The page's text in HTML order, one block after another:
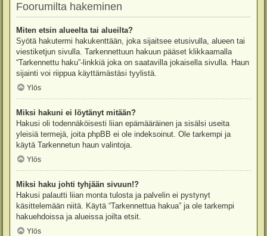
Foorumilta hakeminen
Miten etsin alueelta tai alueilta?
Syötä hakutermi hakukenttään, joka sijaitsee etusivulla, alueen tai
viestiketjun sivulla. Tarkennettuun hakuun pääset klikkaamalla
“Tarkennettu haku”-linkkiä joka on saatavilla jokaisella sivulla. Haun
sijainti voi riippua käyttämästäsi tyylistä.
Ylös
Miksi hakuni ei löytänyt mitään?
Hakusi oli todennäköisesti liian epämääräinen ja sisälsi useita
yleisiä termejä, joita phpBB ei ole indeksoinut. Ole tarkempi ja
käytä Tarkennetun haun valintoja.
Ylös
Miksi haku johti tyhjään sivuun!?
Hakusi palautti liian monta tulosta ja palvelin ei pystynyt
käsittelemään niitä. Käytä “Tarkennettua hakua” ja ole tarkempi
hakuehdoissa ja alueissa joilta etsit.
Ylös